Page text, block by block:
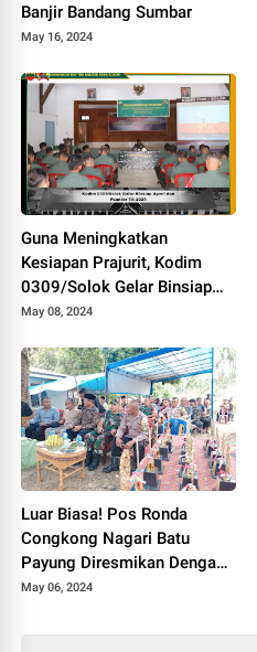
Banjir Bandang Sumbar
May 16, 2024
Guna Meningkatkan
Kesiapan Prajurit, Kodim
0309/Solok Gelar Binsiap
Apwil dan Puanter TA 2024
May 08, 2024
Luar Biasa! Pos Ronda
Congkong Nagari Batu
Payung Diresmikan Dengan
Meriah
May 06, 2024